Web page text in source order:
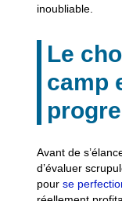
inoubliable.
Le
camp
Avant de
d’évaluer
pour se